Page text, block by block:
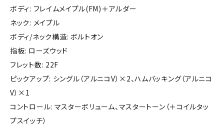
ボディ: フレイムメイプル(FM)＋アルダー
ネック: メイプル
ボディ/ネック構造: ボルトオン
指板: ローズウッド
フレット数: 22F
ピックアップ: シングル（アルニコV）×2、ハムバッキング（アルニコ
V）×1
コントロール: マスターボリューム、マスタートーン（＋コイルタッ
プスイッチ）